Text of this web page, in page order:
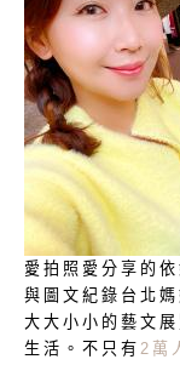
愛拍照愛分享的
與圖文紀錄台北
大大小小的藝文
生活。不只有 2萬